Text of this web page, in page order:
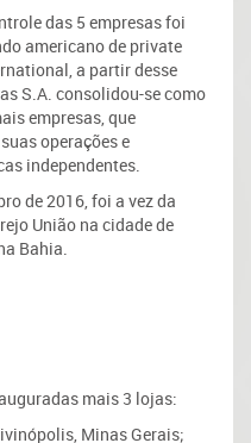
das 5 empresas foi
americano de private
a partir desse
S.A. consolidou-se como
empresas, que
operações e
independentes.
de 2016, foi a vez da
União na cidade de
Bahia.
mais 3 lojas:
Minas Gerais;